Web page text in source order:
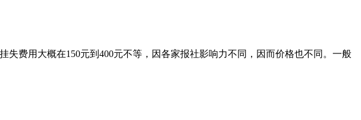
费用大概在150元到400元不等，因各家报社影响力不同，因而价格也不同。一般